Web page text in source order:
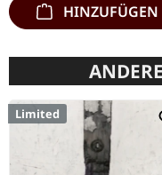
HINZUFÜGEN
Limited